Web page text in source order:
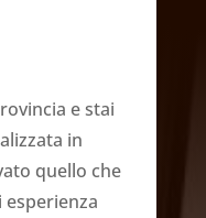
e stai
in
quello che